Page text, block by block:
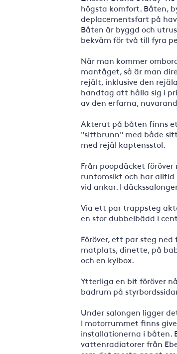
högsta komfort. Båten,
deplacementsfart på
Båten är byggd och
bekväm för två till fyra
När man kommer
mantåget, så är man
rejält, inklusive den
handtag att hålla sig i
av den erfarna,
Akterut på båten finns
"sittbrunn" med både
med rejäl kaptensstol.
Från poopdäcket
runtomsikt och har alltid
vid ankar. I
Via ett par trappsteg
en stor dubbelbädd i
Föröver, ett par steg
matplats, dinette, på
och en kylbox.
Ytterliga en bit föröver
badrum på
Under salongen ligger
I motorrummet finns
installationerna i båten.
vattenradiatorer från